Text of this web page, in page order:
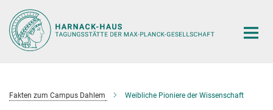
Hauptinhalt
Fakten zum Campus Dahlem Weibliche Pioniere der Wissenschaft